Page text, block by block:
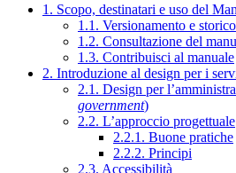
1. Scopo, destinatari e uso del
1.1. Versionamento e storico
1.2. Consultazione del
1.3. Contribuisci al manuale
2. Introduzione al design per i
2.1. Design per
government)
2.2. L’approccio progettuale
2.2.1. Buone pratiche
2.2.2. Principi
2.3. Accessibilità